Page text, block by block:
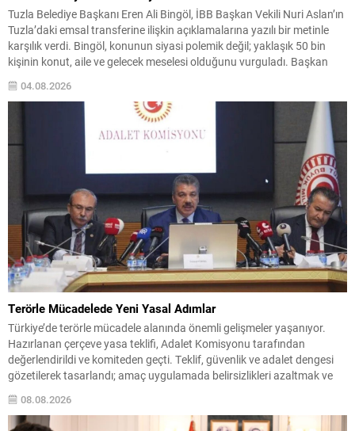
Tuzla Belediye Başkanı Eren Ali Bingöl, İBB Başkan Vekili Nuri Aslan’ın
Tuzla’daki emsal transferine ilişkin açıklamalarına yazılı bir metinle
karşılık verdi. Bingöl, konunun siyasi polemik değil; yaklaşık 50 bin
kişinin konut, aile ve gelecek meselesi olduğunu vurguladı. Başkan
Bingöl, 2019-2024 dönemine ilişkin usulsüzlük iddiaları, eksik belgeler
ve mükerrer emsal aktarımlarına...
04.08.2026
Terörle Mücadelede Yeni Yasal Adımlar
Türkiye’de terörle mücadele alanında önemli gelişmeler yaşanıyor.
Hazırlanan çerçeve yasa teklifi, Adalet Komisyonu tarafından
değerlendirildi ve komiteden geçti. Teklif, güvenlik ve adalet dengesi
gözetilerek tasarlandı; amaç uygulamada belirsizlikleri azaltmak ve
Hedefleri Çerçeve yasa; terörün finansmanı, örgüt yapısının
çözülmesi, istihbarat paylaşımı ve mağdur...
08.08.2026